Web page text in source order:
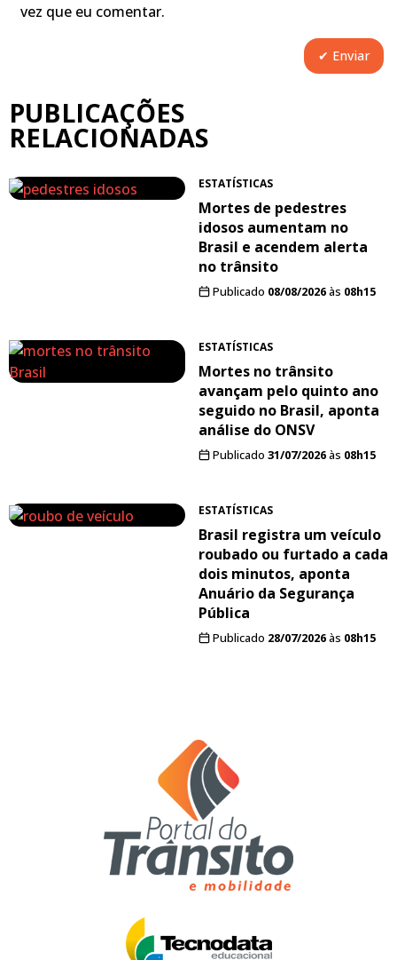
vez que eu comentar.
PUBLICAÇÕES
RELACIONADAS
ESTATÍSTICAS
Mortes de pedestres
idosos aumentam no
Brasil e acendem alerta
no trânsito
Publicado 08/08/2026às 08h15
ESTATÍSTICAS
Mortes no trânsito
avançam pelo quinto ano
seguido no Brasil, aponta
análise do ONSV
Publicado 31/07/2026às 08h15
ESTATÍSTICAS
Brasil registra um veículo
roubado ou furtado a cada
dois minutos, aponta
Anuário da Segurança
Pública
Publicado 28/07/2026às 08h15